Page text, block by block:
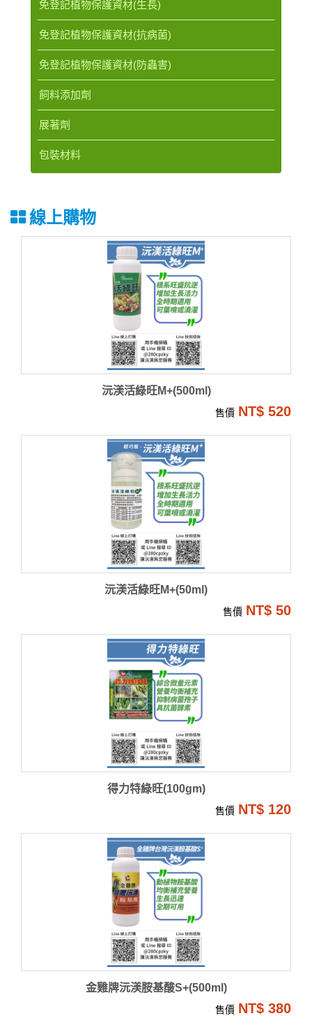
免登記植物保護資材(生長)
免登記植物保護資材(抗病菌)
免登記植物保護資材(防蟲害)
飼料添加劑
展著劑
包裝材料
線上購物
沅渼活綠旺M+(500ml)
售價 NT$ 520
沅渼活綠旺M+(50ml)
售價 NT$ 50
得力特綠旺(100gm)
售價 NT$ 120
金雞牌沅渼胺基酸S+(500ml)
售價 NT$ 380